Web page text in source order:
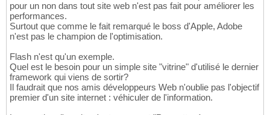
pour un non dans tout site web n'est pas fait pour améliorer les
performances.
Surtout que comme le fait remarqué le boss d'Apple, Adobe
n'est pas le champion de l'optimisation.
Flash n'est qu'un exemple.
Quel est le besoin pour un simple site "vitrine" d'utilisé le dernier
framework qui viens de sortir?
Il faudrait que nos amis développeurs Web n'oublie pas l'objectif
premier d'un site internet : véhiculer de l'information.